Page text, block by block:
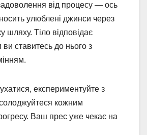
від процесу — ось
улюблені джинси через
шляху. Тіло відповідає
ви ставитесь до нього з
експериментуйте з
кожним
Ваш прес уже чекає на